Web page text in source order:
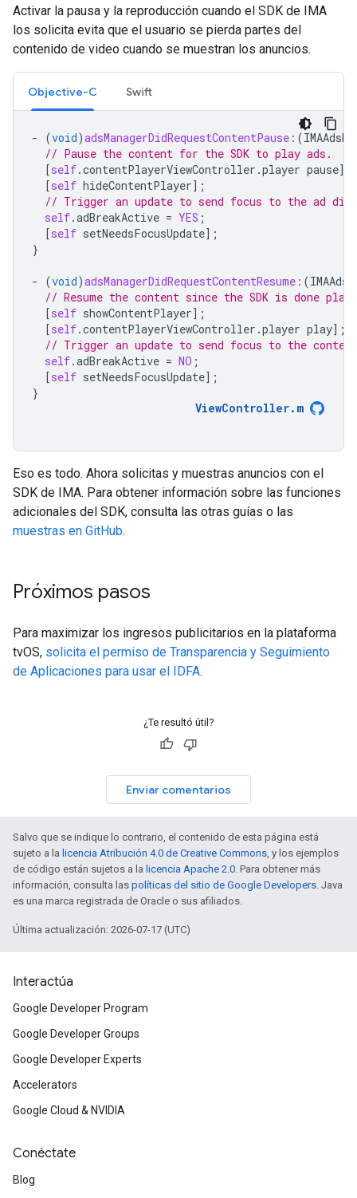
Activar la pausa y la reproducción cuando el SDK de IMA
los solicita evita que el usuario se pierda partes del
contenido de video cuando se muestran los anuncios.
Objective-C Swift
- (void)adsManagerDidRequestContentPause: (
// Pause the content for the SDK to play ads.
[self.contentPlayerViewController .player pause];
[self hideContentPlayer];
// Trigger an update to send focus to the ad
self.adBreakActive = YES ;
[self setNeedsFocusUpdate];
}
- (void)adsManagerDidRequestContentResume: (
// Resume the content since the SDK is done
[self showContentPlayer];
[self.contentPlayerViewController .player play];
// Trigger an update to send focus to the
self.adBreakActive = NO ;
[self setNeedsFocusUpdate];
}
ViewController. m
Eso es todo. Ahora solicitas y muestras anuncios con el
SDK de IMA. Para obtener información sobre las funciones
adicionales del SDK, consulta las otras guías o las
muestras en GitHub.
Próximos pasos
Para maximizar los ingresos publicitarios en la plataforma
tvOS, solicita el permiso de Transparencia y Seguimiento
de Aplicaciones para usar el IDFA.
¿Te resultó útil?
Enviar comentarios
Salvo que se indique lo contrario, el contenido de esta página está
sujeto a la licencia Atribución 4.0 de Creative Commons, y los ejemplos
de código están sujetos a la licencia Apache 2.0. Para obtener más
información, consulta las políticas del sitio de Google Developers. Java
es una marca registrada de Oracle o sus afiliados.
Última actualización: 2026-07-17 (UTC)
Interactúa
Google Developer Program
Google Developer Groups
Google Developer Experts
Accelerators
Google Cloud & NVIDIA
Conéctate
Blog